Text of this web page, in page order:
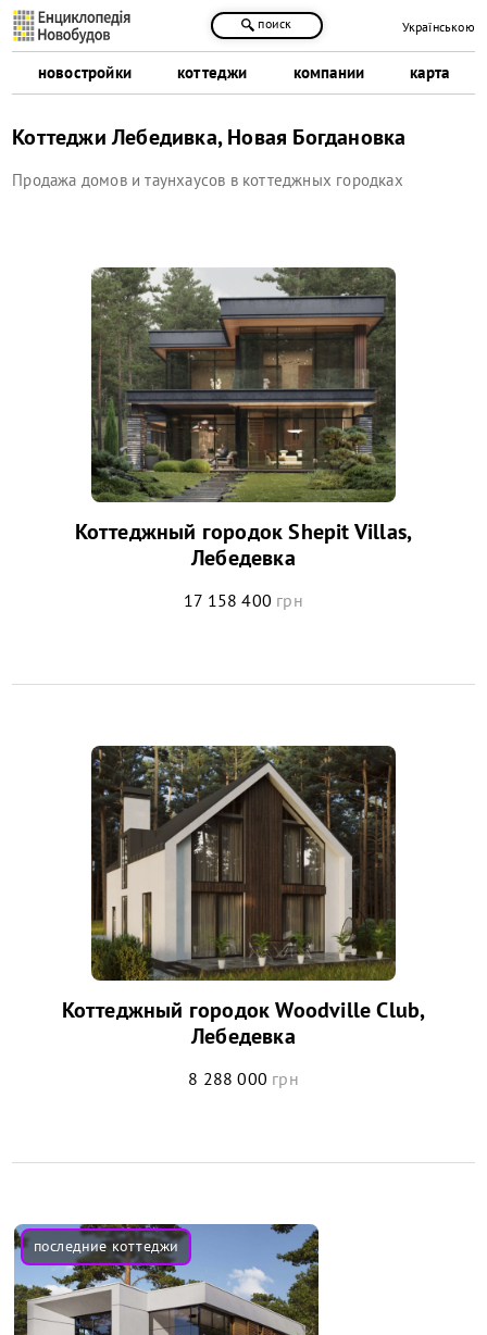
новостройки коттеджи компании карта
поиск Українською
Коттеджи Лебедивка, Новая Богдановка
Продажа домов и таунхаусов в коттеджных городках
Коттеджный городок Shepit Villas,
Лебедевка
17 158 400 грн
Коттеджный городок Woodville Club,
Лебедевка
8 288 000 грн